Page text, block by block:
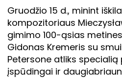
Gruodžio 15 d., minint
kompozitoriaus
gimimo 100-ąsias
Gidonas Kremeris su
Petersone atliks
įspūdingai ir